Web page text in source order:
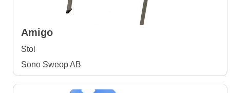
Amigo
Stol
Sono Sweop AB